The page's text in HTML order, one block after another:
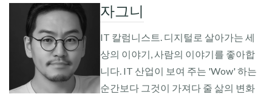
자그니
IT 칼럼니스트. 디지털로 살아가는 세
상의 이야기, 사람의 이야기를 좋아합
니다. IT 산업이 보여 주는 'Wow' 하는
순간보다 그것이 가져다 줄 삶의 변화